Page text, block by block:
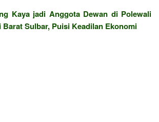
Kaya jadi Anggota Dewan di Polewali
Sulbar, Puisi Keadilan Ekonomi